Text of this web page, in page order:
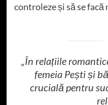
controleze și să se facă
„În relațiile
femeia Pești și
crucială pentru